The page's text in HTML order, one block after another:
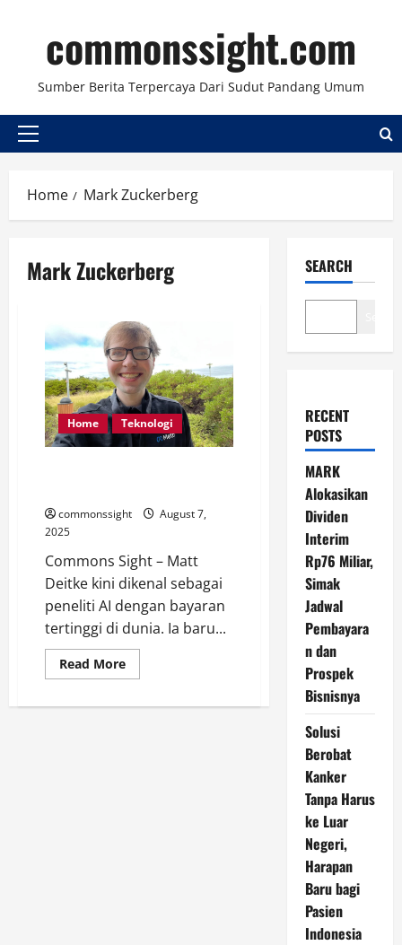
contentcommonssight.com
Sumber Berita Terpercaya Dari Sudut Pandang Umum
Primary
Home Mark Zuckerberg
Mark Zuckerberg
Home Teknologi
commonssight
August 7,
2025
Commons Sight – Matt
Deitke kini dikenal sebagai
peneliti AI dengan bayaran
tertinggi di dunia. Ia baru...
Read MoreRead
more
Deitke,
SEARCH
RECENT
POSTS
MARK
Alokasikan
Dividen
Interim
Rp76 Miliar,
Simak
Jadwal
Pembayara
n dan
Prospek
Bisnisnya
Solusi
Berobat
Kanker
Tanpa Harus
ke Luar
Negeri,
Harapan
Baru bagi
Pasien
Indonesia